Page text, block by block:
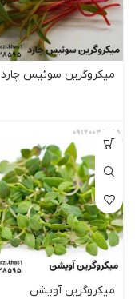
میکروگرین سوئیس چارد
میکروگرین آویشن